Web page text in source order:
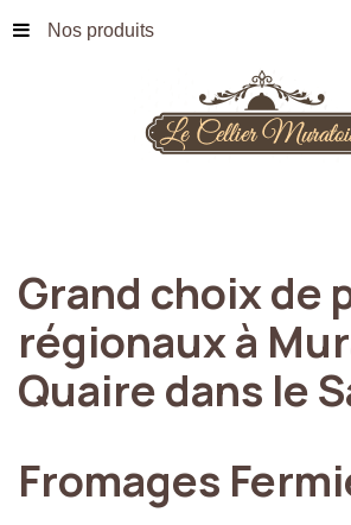
Nos produits
Grand choixde
régionauxà
Quairedans le
Fromages